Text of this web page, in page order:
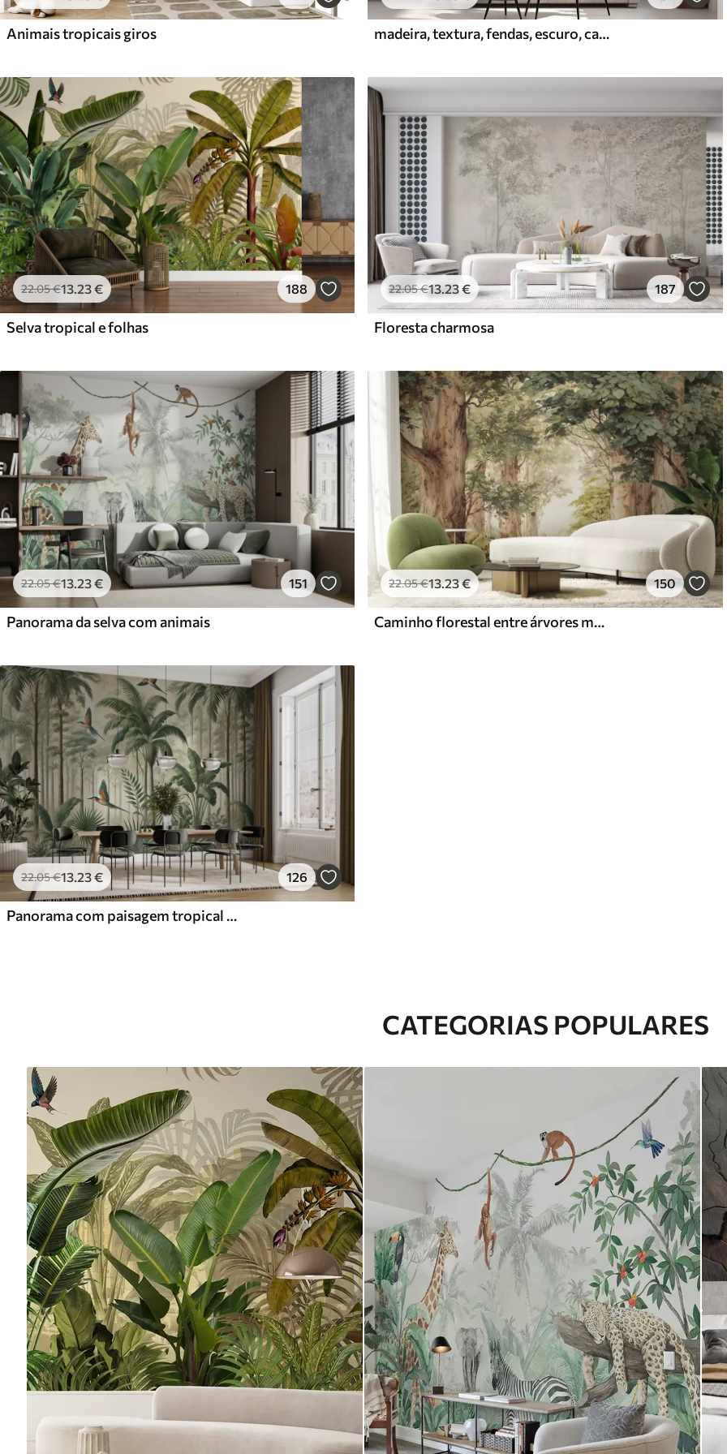
Animais tropicais giros madeira, textura, fendas, escuro, casca, superfície
22.05€13.23€ 188
Selva tropical e folhas
22.05€13.23€ 187
Floresta charmosa
22.05€13 .23€ 151
Panorama da selva com animais
22.05€13.23€ 150
Caminho florestal entre árvores majestosas em estilo aquarela
22.05€13.23€ 126
Panorama com paisagem tropical e aves
CATEGORIAS POPULARES